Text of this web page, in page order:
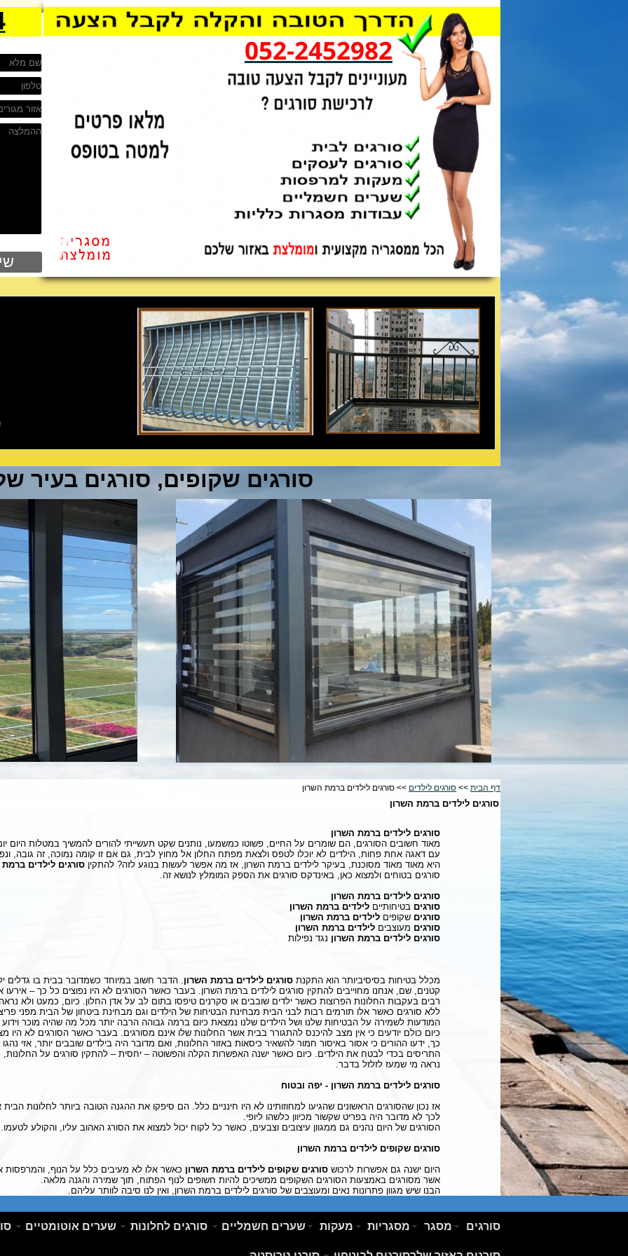
052-2452982
סורגים שקופים, סורגים בעיר
דף הבית >> סורגים לילדים >> סורגים לילדים ברמת השרון
סורגים לילדים ברמת השרון
סורגים לילדים ברמת השרון
מאוד חשובים הסורגים, הם שומרים על החיים, פשוטו כמשמעו, נותנים שקט תעשייתי להורים להמשיך במטלות היום
עם דאגה אחת פחות, הילדים לא יוכלו לטפס ולצאת מפתח החלון אל מחוץ לבית, גם אם זו קומה נמוכה, זה גובה,
היא מאוד מאוד מסוכנת, בעיקר לילדים ברמת השרון, אז מה אפשר לעשות בנוגע לזה? להתקין סורגים לילדים ברמת
סורגים בטוחים ולמצוא כאן, באינדקס סורגים את הספק המומלץ לנושא זה.
סורגים לילדים ברמת השרון
סורגים בטיחותיים לילדים ברמת השרון
סורגים שקופים לילדים ברמת השרון
סורגים מעוצבים לילדים ברמת השרון
סורגים לילדים ברמת השרון נגד נפילות
מכלל בטיחות בסיסיביותר הוא התקנת סורגים לילדים ברמת השרון. הדבר חשוב במיוחד כשמדובר בבית בו גדלים
קטנים, שם, אנחנו מחוייבים להתקין סורגים לילדים ברמת השרון. בעבר כאשר הסורגים לא היו נפוצים כל כך – אירעו
רבים בעקבות החלונות הפרוצות כאשר ילדים שובבים או סקרנים טיפסו בתום לב על אדן החלון. כיום, כמעט ולא
ללא סורגים כאשר אלו תורמים רבות לבני הבית מבחינת הבטיחות של הילדים וגם מבחינת ביטחון של הבית מפני
המודעות לשמירה על הבטיחות שלנו ושל הילדים שלנו נמצאת כיום ברמה גבוהה הרבה יותר מכל מה שהיה מוכר
כיום כולם יודעים כי אין מצב להיכנס להתגורר בבית אשר החלונות שלו אינם מסורגים. בעבר כאשר הסורגים לא היו
כך, ידעו ההורים כי אסור באיסור חמור להשאיר כיסאות באזור החלונות, ואם מדובר היה בילדים שובבים יותר, אזי
התריסים בכדי לבטח את הילדים. כיום כאשר ישנה האפשרות הקלה והפשוטה – יחסית – להתקין סורגים על
נראה מי שמעז לזלזל בדבר.
סורגים לילדים ברמת השרון - יפה ובטוח
אז נכון שהסורגים הראשונים שהגיעו למחוזותינו לא היו חינניים כלל. הם סיפקו את ההגנה הטובה ביותר לחלונות
לכך לא מדובר היה בפריט שקשור מכיוון כלשהו ליופי.
הסורגים של היום נהנים גם ממגוון עיצובים וצבעים, כאשר כל לקוח יכול למצוא את הסורג האהוב עליו, והקולע לטעמו.
סורגים שקופים לילדים ברמת השרון
היום ישנה גם אפשרות לרכוש סורגים שקופים לילדים ברמת השרון כאשר אלו לא מעיבים כלל על הנוף, והמרפסות
אשר מסורגים באמצעות הסורגים השקופים ממשיכים להיות חשופים לנוף הפתוח, תוך שמירה והגנה מלאה.
הבנו שיש מגוון פתרונות נאים ומעוצבים של סורגים לילדים ברמת השרון, ואין לנו סיבה לוותר עליהם.
טקסט לחץ כאן לעריכת טקסט לחץ כאן לעריכת טקסט לחץ כאן לעריכת טקסט לחץ כאן
סורגים מסגר מסגריות מעקות שערים חשמליים סורגים לחלונות שערים אוטומטיים